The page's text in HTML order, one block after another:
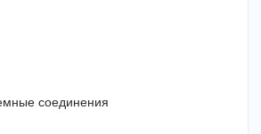
соединения